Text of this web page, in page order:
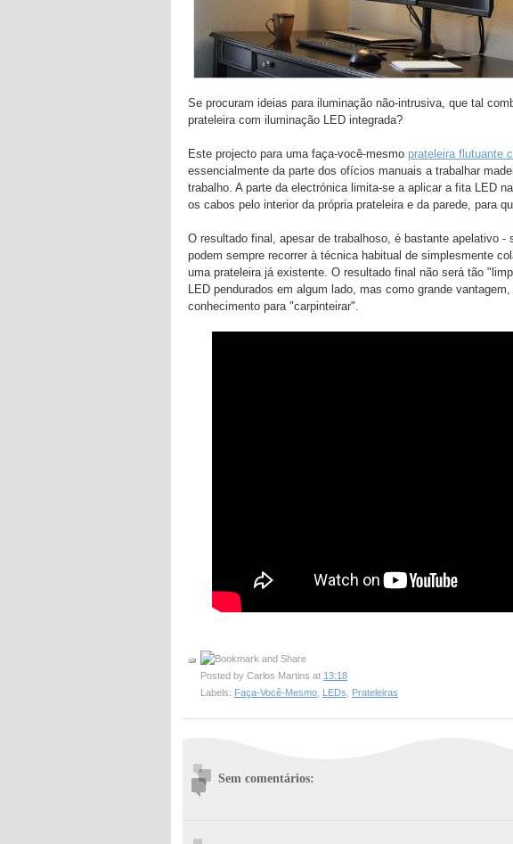
Se procuram ideias para iluminação não-intrusiva, que tal
prateleira com iluminação LED integrada?
Este projecto para uma faça-você-mesmo prateleira flutuante
essencialmente da parte dos ofícios manuais a trabalhar
trabalho. A parte da electrónica limita-se a aplicar a fita LED
os cabos pelo interior da própria prateleira e da parede, para
O resultado final, apesar de trabalhoso, é bastante apelativo -
podem sempre recorrer à técnica habitual de simplesmente
uma prateleira já existente. O resultado final não será tão
LED pendurados em algum lado, mas como grande
conhecimento para "carpinteirar".
Posted by Carlos Martins at 13:18
Labels: Faça-Você-Mesmo LEDs Prateleiras
Sem comentários: